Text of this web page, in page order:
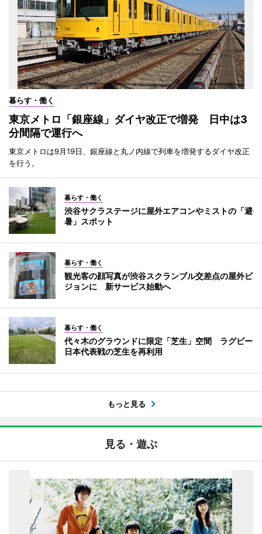
暮らす・働く
東京メトロ「銀座線」ダイヤ改正で増発 日中は3
分間隔で運行へ
東京メトロは9月19日、銀座線と丸ノ内線で列車を増発するダイヤ改正
を行う。
暮らす・働く
渋谷サクラステージに屋外エアコンやミストの「避
暑」スポット
暮らす・働く
観光客の顔写真が渋谷スクランブル交差点の屋外ビ
ジョンに 新サービス始動へ
暮らす・働く
代々木のグラウンドに限定「芝生」空間 ラグビー
日本代表戦の芝生を再利用
もっと見る
見る・遊ぶ